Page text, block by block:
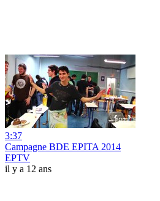
3:37
Campagne BDE EPITA 2014
EPTV
il y a 12 ans